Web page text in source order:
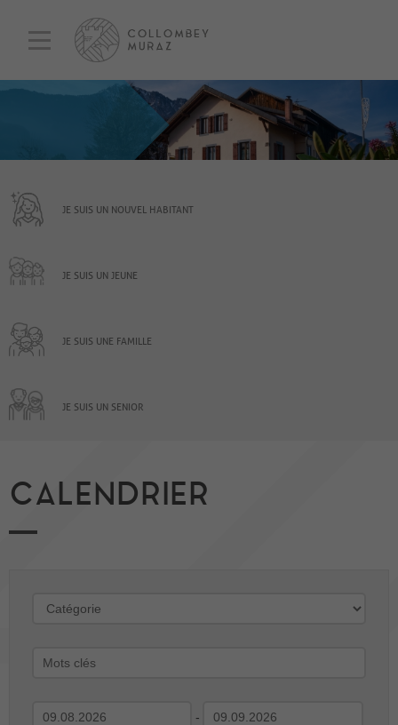
JE SUIS UN NOUVEL HABITANT
JE SUIS UN JEUNE
JE SUIS UNE FAMILLE
JE SUIS UN SENIOR
CALENDRIER
-